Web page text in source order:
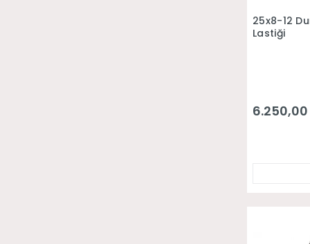
25x8-12
Lastiği
6.250,00